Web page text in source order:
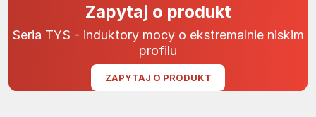
Zapytaj o produkt
Seria TYS - induktory mocy o ekstremalnie niskim
profilu
ZAPYTAJ O PRODUKT